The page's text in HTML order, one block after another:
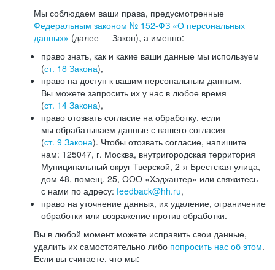
Мы соблюдаем ваши права, предусмотренные
Федеральным законом № 152-ФЗ «О персональных
данных» (далее — Закон), а именно:
право знать, как и какие ваши данные мы используем
(ст. 18 Закона),
право на доступ к вашим персональным данным.
Вы можете запросить их у нас в любое время
(ст. 14 Закона),
право отозвать согласие на обработку, если
мы обрабатываем данные с вашего согласия
(ст. 9 Закона). Чтобы отозвать согласие, напишите
нам: 125047, г. Москва, внутригородская территория
Муниципальный округ Тверской, 2-я Брестская улица,
дом 48, помещ. 25, ООО «Хэдхантер» или свяжитесь
с нами по адресу: feedback@hh.ru,
право на уточнение данных, их удаление, ограничение
обработки или возражение против обработки.
Вы в любой момент можете исправить свои данные,
удалить их самостоятельно либо попросить нас об этом.
Если вы считаете, что мы: